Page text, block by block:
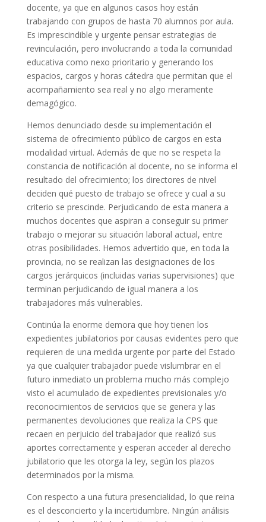
docente, ya que en algunos casos hoy están
trabajando con grupos de hasta 70 alumnos por aula.
Es imprescindible y urgente pensar estrategias de
revinculación, pero involucrando a toda la comunidad
educativa como nexo prioritario y generando los
espacios, cargos y horas cátedra que permitan que el
acompañamiento sea real y no algo meramente
demagógico.
Hemos denunciado desde su implementación el
sistema de ofrecimiento público de cargos en esta
modalidad virtual. Además de que no se respeta la
constancia de notificación al docente, no se informa el
resultado del ofrecimiento; los directores de nivel
deciden qué puesto de trabajo se ofrece y cual a su
criterio se prescinde. Perjudicando de esta manera a
muchos docentes que aspiran a conseguir su primer
trabajo o mejorar su situación laboral actual, entre
otras posibilidades. Hemos advertido que, en toda la
provincia, no se realizan las designaciones de los
cargos jerárquicos (incluidas varias supervisiones) que
terminan perjudicando de igual manera a los
trabajadores más vulnerables.
Continúa la enorme demora que hoy tienen los
expedientes jubilatorios por causas evidentes pero que
requieren de una medida urgente por parte del Estado
ya que cualquier trabajador puede vislumbrar en el
futuro inmediato un problema mucho más complejo
visto el acumulado de expedientes previsionales y/o
reconocimientos de servicios que se genera y las
permanentes devoluciones que realiza la CPS que
recaen en perjuicio del trabajador que realizó sus
aportes correctamente y esperan acceder al derecho
jubilatorio que les otorga la ley, según los plazos
determinados por la misma.
Con respecto a una futura presencialidad, lo que reina
es el desconcierto y la incertidumbre. Ningún análisis